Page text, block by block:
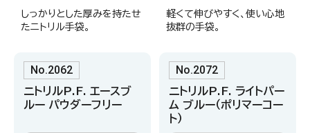
しっかりとした厚みを持たせ
たニトリル手袋。
軽くて伸びやすく、使い心地
抜群の手袋。
No.2062
ニトリルP.F. エースブ
ルー パウダーフリー
No.2072
ニトリルP.F. ライトパー
ム ブルー（ポリマーコー
ト）